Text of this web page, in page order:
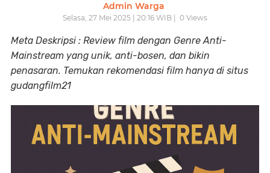
Admin Warga
Selasa, 27 Mei 2025 | 20:16 WIB | 0 Views
Meta Deskripsi : Review film dengan Genre Anti-
Mainstream yang unik, anti-bosen, dan bikin
penasaran. Temukan rekomendasi film hanya di situs
gudangfilm21